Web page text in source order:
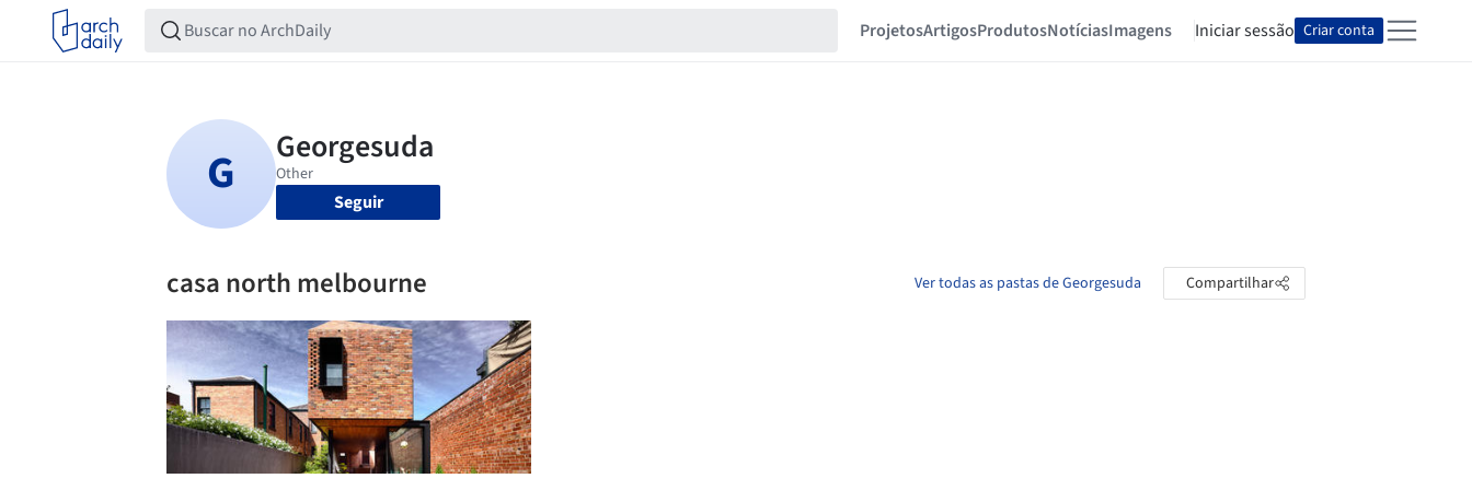
ProjetosArtigosProdutosNotíciasImagens Iniciar sessão Criar conta
Seguir
casa north melbourne Ver todas as pastas de Georgesuda Compartilhar